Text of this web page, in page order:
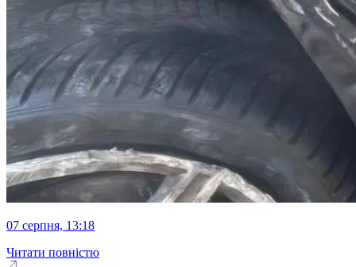
07 серпня, 13:18
Читати повністю